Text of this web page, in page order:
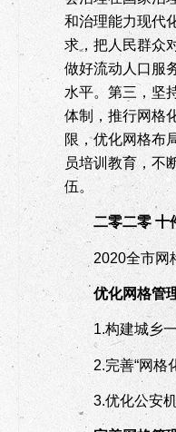
和治理能力现代
求，把人民群众
做好流动人口服
水平。 第三，坚
体制，推行网格
限，优化网格布
员培训教育，不
伍。
二零二零 十
2020全市网
优化网格管
1.构建城乡
2.完善“网格
3.优化公安